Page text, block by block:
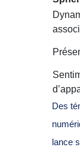
Des
lance